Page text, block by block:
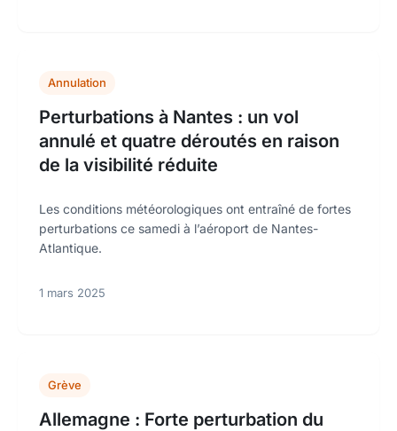
Annulation
Perturbations à Nantes : un vol
annulé et quatre déroutés en raison
de la visibilité réduite
Les conditions météorologiques ont entraîné de fortes
perturbations ce samedi à l’aéroport de Nantes-
Atlantique.
1 mars 2025
Grève
Allemagne : Forte perturbation du